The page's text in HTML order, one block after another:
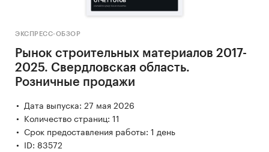
ЭКСПРЕСС-ОБЗОР
Рынок строительных материалов 2017-
2025. Свердловская область.
Розничные продажи
Дата выпуска: 27 мая 2026
Количество страниц: 11
Срок предоставления работы: 1 день
ID: 83572